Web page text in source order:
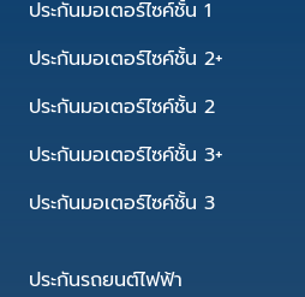
ประกันมอเตอร์ไซค์ชั้น 1
ประกันมอเตอร์ไซค์ชั้น 2+
ประกันมอเตอร์ไซค์ชั้น 2
ประกันมอเตอร์ไซค์ชั้น 3+
ประกันมอเตอร์ไซค์ชั้น 3
ประกันรถยนต์ไฟฟ้า